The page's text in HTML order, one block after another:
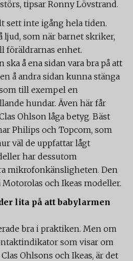
tipsar Ronny Lövstrand.
sett inte igång hela tiden.
ljud, som när barnet skriker,
föräldrarnas enhet.
å ena sidan vara bra på att
å andra sidan kunna stänga
till exempel en
hundar. Även här får
Ohlson låga betyg. Bäst
Philips och Topcom, som
väl de uppfattar lågt
har dessutom
mikrofonkänsligheten. Den
och Ikeas modeller.
lita på att babylarmen
bra i praktiken. Men om
som visar om
Ohlsons och Ikeas, är det